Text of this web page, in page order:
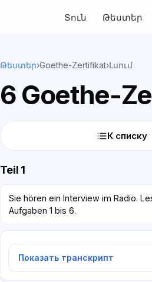
Տուն Թեստեր
Թեստեր›Goethe-Zertifikat›Լսում
6 Goethe-
К списку
Teil 1
Sie hören ein Interview im Radio.
Aufgaben 1 bis 6.
Показать транскрипт